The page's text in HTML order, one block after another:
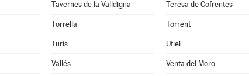
Tavernes de la Valldigna Teresa de Cofrentes
Torrella Torrent
Turís Utiel
Vallés Venta del Moro